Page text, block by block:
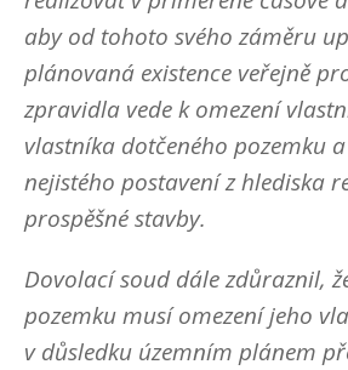
aby od tohoto svého záměru
plánovaná existence veřejně
zpravidla vede k omezení
vlastníka dotčeného pozemku
nejistého postavení z hlediska
prospěšné stavby.
Dovolací soud dále zdůraznil,
pozemku musí omezení jeho
v důsledku územním plánem